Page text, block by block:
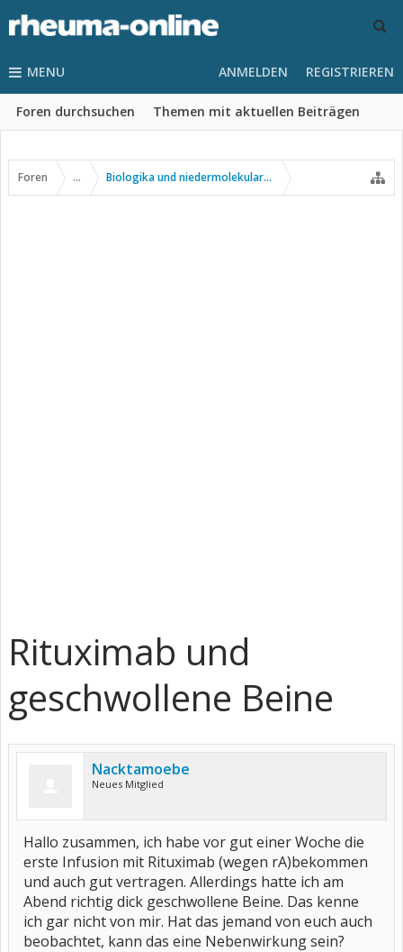
MENU
Foren durchsuchen Themen mit aktuellen Beiträgen
ANMELDEN REGISTRIEREN
Foren ... Biologika und niedermolekulare Wirkstoffe
Rituximab und
geschwollene Beine
Nacktamoebe
Neues Mitglied
Hallo zusammen, ich habe vor gut einer Woche die
erste Infusion mit Rituximab (wegen rA)bekommen
und auch gut vertragen. Allerdings hatte ich am
Abend richtig dick geschwollene Beine. Das kenne
ich gar nicht von mir. Hat das jemand von euch auch
beobachtet, kann das eine Nebenwirkung sein?